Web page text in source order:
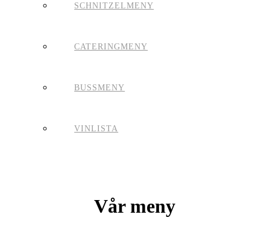
SCHNITZELMENY
CATERINGMENY
BUSSMENY
VINLISTA
Vår meny